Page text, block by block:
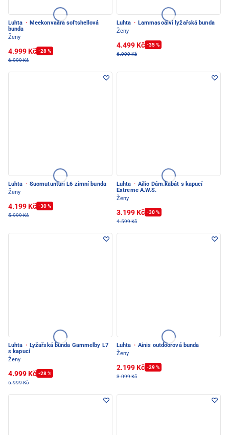
Luhta · Meekonvaara softshellová
bunda
Ženy
4.999 Kč -28 %
6.999 Kč
Luhta · Lammasoaivi lyžařská bunda
Ženy
4.499 Kč -35 %
6.999 Kč
Luhta · Suomutunturi L6 zimní bunda
Ženy
4.199 Kč -30 %
5.999 Kč
Luhta · Ailio Dám.kabát s kapucí
Extreme A.W.S.
Ženy
3.199 Kč -30 %
4.599 Kč
Luhta · Lyžařská bunda Gammelby L7
s kapucí
Ženy
4.999 Kč -28 %
6.999 Kč
Luhta · Ainis outdoorová bunda
Ženy
2.199 Kč -29 %
3.099 Kč